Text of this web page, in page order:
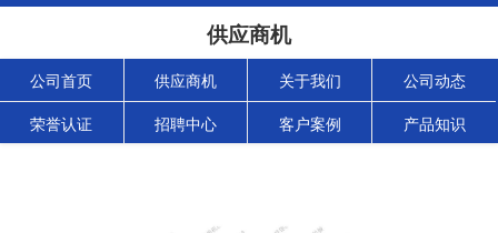
供应商机
公司首页 供应商机 关于我们 公司动态
荣誉认证 招聘中心 客户案例 产品知识